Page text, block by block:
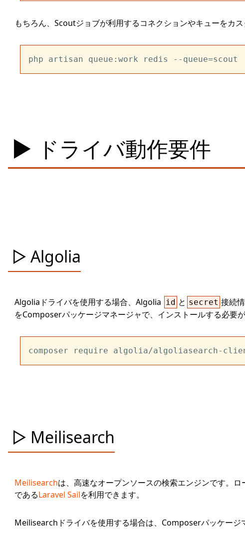
もちろん、Scoutジョブが利用するコネクションやキューをカ
ドライバ動作要件
Algolia
Algoliaドライバを使用する場合、Algolia id と secret 接続
をComposerパッケージマネージャで、インストールする必要が
Meilisearch
Meilisearchは、高速なオープンソースの検索エンジンです。
であるLaravel Sailを利用できます。
Meilisearchドライバを使用する場合は、Composerパッケージ